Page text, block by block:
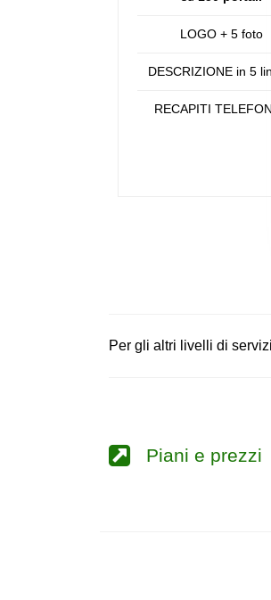
LOGO + 5 foto
DESCRIZIONE in 5
RECAPITI
Per gli altri livelli di
Piani e prezzi